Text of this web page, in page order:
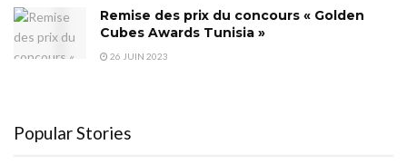
Remise des prix du concours « Golden
Cubes Awards Tunisia »
26 JUIN 2023
Popular Stories